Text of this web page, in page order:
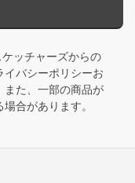
ッチャーズからの
イバシーポリシーお
また、一部の商品が
合があります。